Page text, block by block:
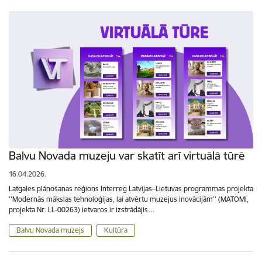
Balvu Novada muzeju var skatīt arī virtuālā tūrē
16.04.2026.
Latgales plānošanas reģions Interreg Latvijas–Lietuvas programmas projekta
''Modernās mākslas tehnoloģijas, lai atvērtu muzejus inovācijām'' (MATOMI,
projekta Nr. LL-00263) ietvaros ir izstrādājis…
Balvu Novada muzejs Kultūra